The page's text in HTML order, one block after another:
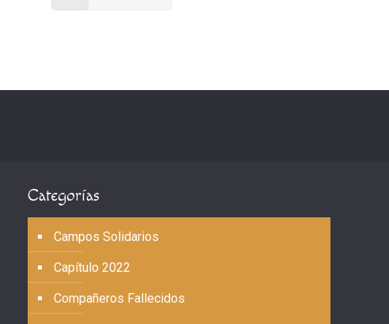
Categorías
Campos Solidarios
Capítulo 2022
Compañeros Fallecidos